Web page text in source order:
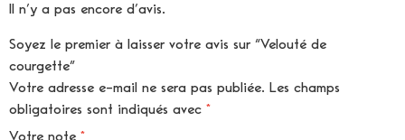
Il n’y a pas encore d’avis.
Soyez le premier à laisser votre avis sur “Velouté de
courgette”
Votre adresse e-mail ne sera pas publiée. Les champs
obligatoires sont indiqués avec *
Votre note *